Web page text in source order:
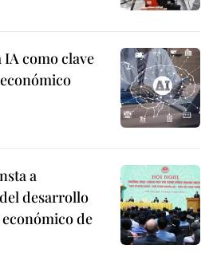
como clave
a
desarrollo
de